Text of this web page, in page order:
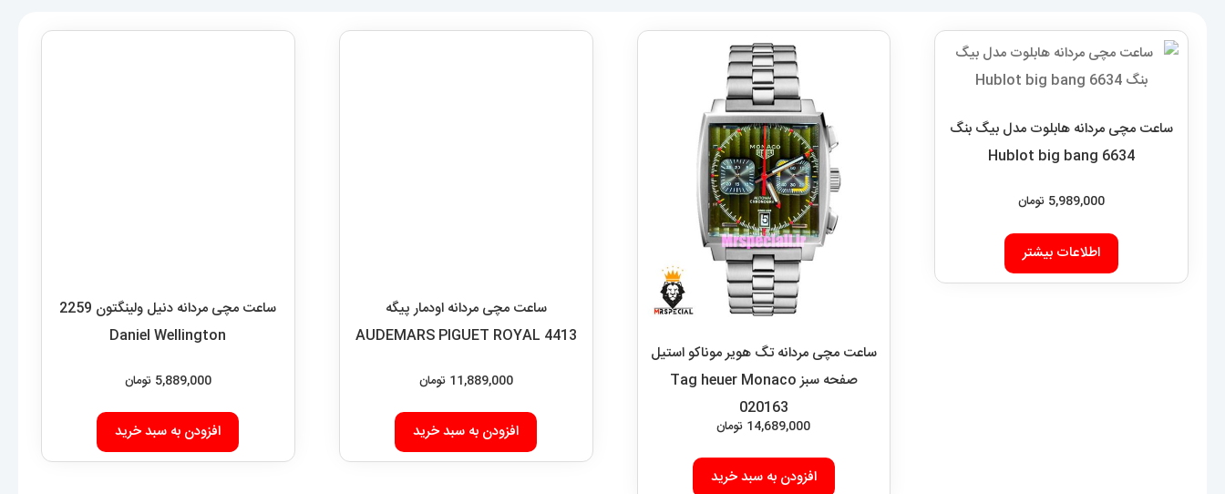
ساعت مچی مردانه هابلوت مدل بیگ بنگ
6634 Hublot big bang
5,989,000 تومان
اطلاعات بیشتر
ساعت مچی مردانه تگ هویر موناکو استیل
صفحه سبز Tag heuer Monaco
020163
14,689,000 تومان
افزودن به سبد خرید
ساعت مچی مردانه دنیل ولینگتون 2259
Daniel Wellington
5,889,000 تومان
افزودن به سبد خرید